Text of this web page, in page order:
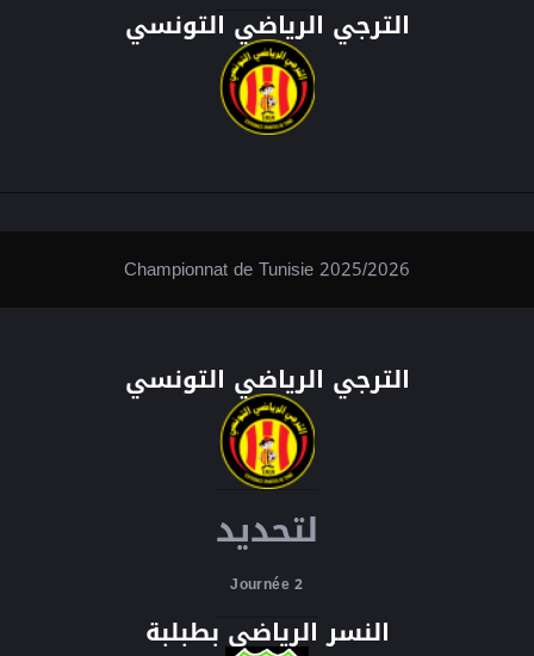
الترجي الرياضي التونسي
Championnat de Tunisie 2025/2026
الترجي الرياضي التونسي
لتحديد
Journée 2
النسر الرياضي بطبلبة